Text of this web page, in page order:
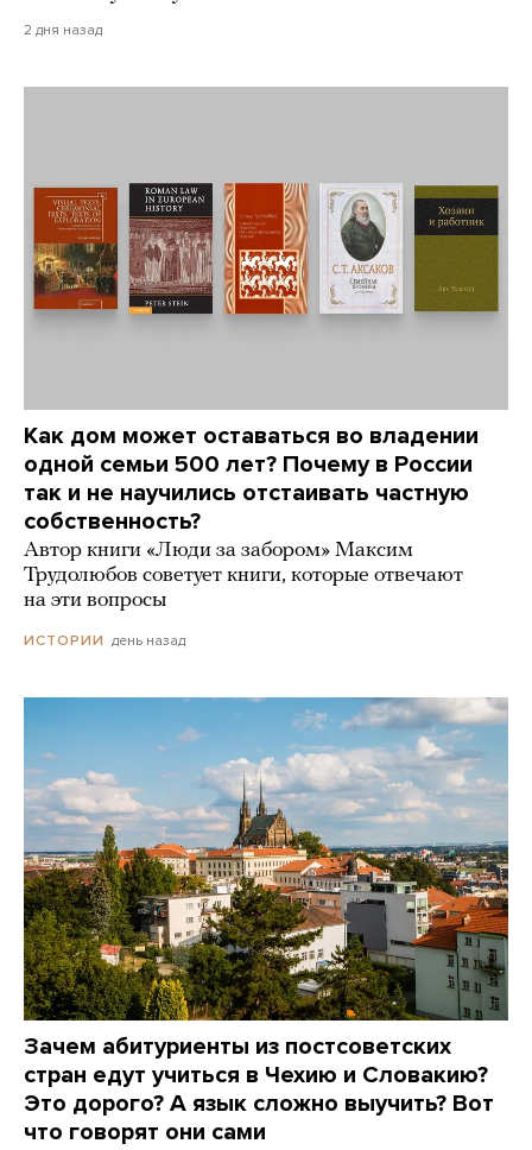
2 дня назад
Как дом может оставаться во владении
одной семьи 500 лет? Почему в России
так и не научились отстаивать частную
собственность?
Автор книги «Люди за забором» Максим
Трудолюбов советует книги, которые отвечают
на эти вопросы
ИСТОРИИ день назад
Зачем абитуриенты из постсоветских
стран едут учиться в Чехию и Словакию?
Это дорого? А язык сложно выучить? Вот
что говорят они сами